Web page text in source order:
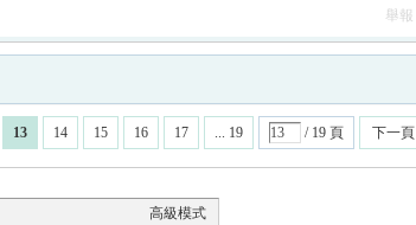
舉報
13 14 15 16 17 ... 19 / 19 頁 下一頁
高級模式